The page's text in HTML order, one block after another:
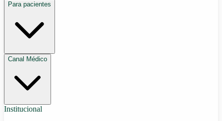
Para pacientes
Canal Médico
Institucional